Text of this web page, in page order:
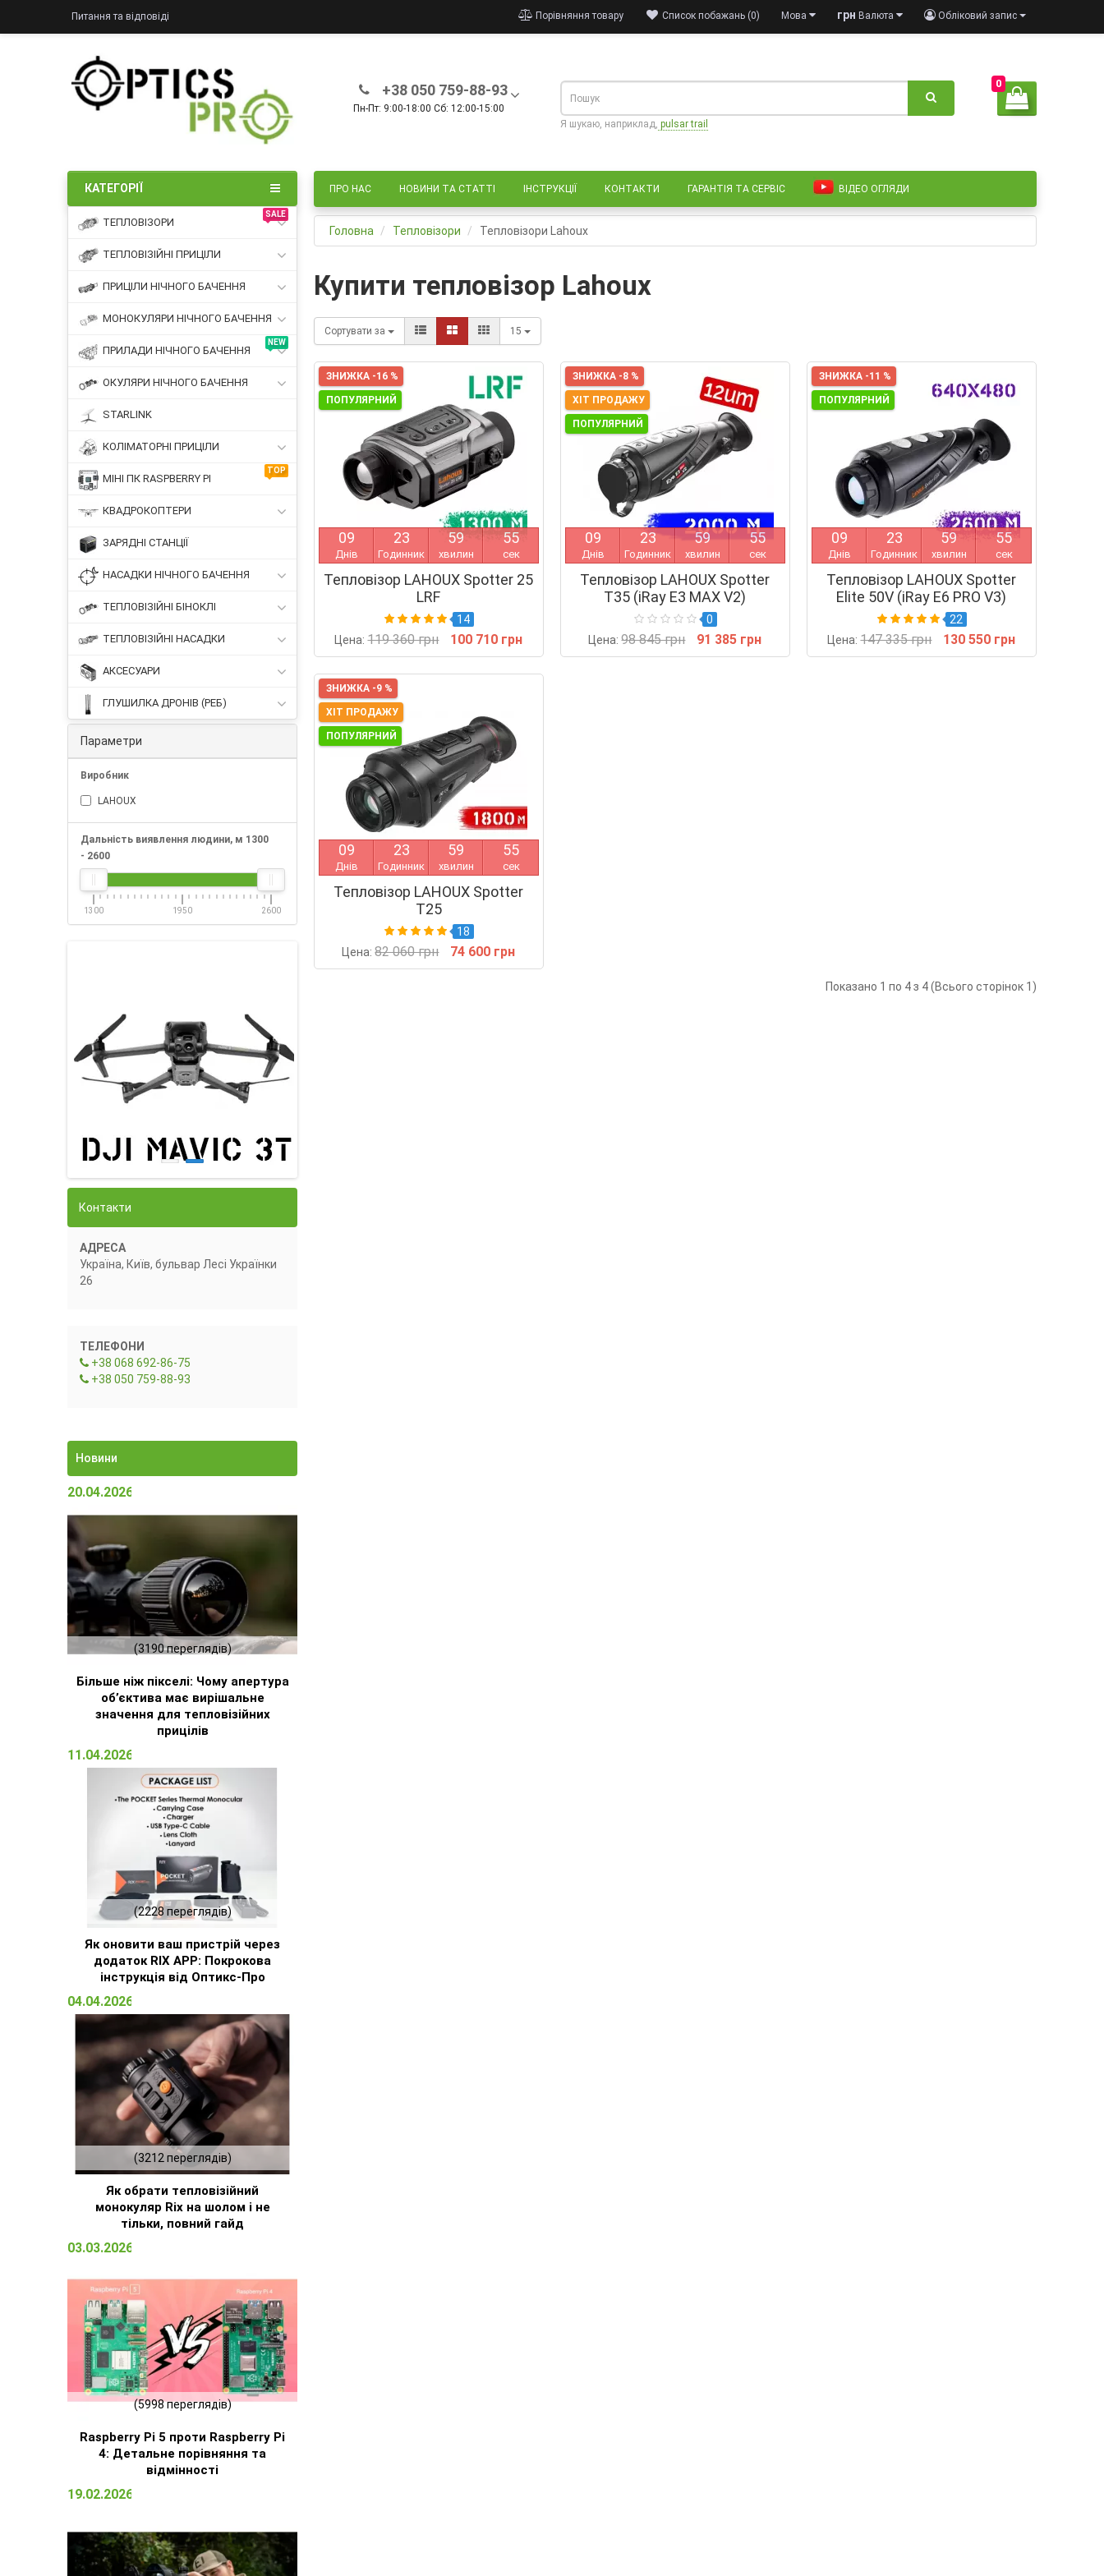
Питання та відповіді Обліковий запис
грн Валюта
Мова
Список побажань (0)
Порівняння товару
+38 050 759-88-93
Пн-Пт: 9:00-18:00 Сб: 12:00-15:00
0
Я шукаю, наприклад, pulsar trail
ПРО НАС НОВИНИ ТА СТАТТІ ІНСТРУКЦІЇ КОНТАКТИ ГАРАНТІЯ ТА СЕРВІС ВІДЕО ОГЛЯДИ
КАТЕГОРІЇ
SALE
ТЕПЛОВІЗОРИ
ТЕПЛОВІЗІЙНІ ПРИЦІЛИ
ПРИЦІЛИ НІЧНОГО БАЧЕННЯ
МОНОКУЛЯРИ НІЧНОГО БАЧЕННЯ
NEW
ПРИЛАДИ НІЧНОГО БАЧЕННЯ
ОКУЛЯРИ НІЧНОГО БАЧЕННЯ
STARLINK
КОЛІМАТОРНІ ПРИЦІЛИ
TOP
МІНІ ПК RASPBERRY PI
КВАДРОКОПТЕРИ
ЗАРЯДНІ СТАНЦІЇ
НАСАДКИ НІЧНОГО БАЧЕННЯ
ТЕПЛОВІЗІЙНІ БІНОКЛІ
ТЕПЛОВІЗІЙНІ НАСАДКИ
АКСЕСУАРИ
ГЛУШИЛКА ДРОНІВ (РЕБ)
Головна Тепловізори Тепловізори Lahoux
Параметри
Виробник
LAHOUX
Дальність виявлення людини, м 1300
- 2600
1300 1950 2600
Контакти
АДРЕСА
Україна, Київ, бульвар Лесі Українки
26
ТЕЛЕФОНИ
+38 068 692-86-75
+38 050 759-88-93
Новини
20.04.2026 15:23
(3190 переглядів)
Більше ніж пікселі: Чому апертура
об’єктива має вирішальне
значення для тепловізійних
прицілів
11.04.2026 16:51
(2228 переглядів)
Як оновити ваш пристрій через
додаток RIX APP: Покрокова
інструкція від Оптикс-Про
04.04.2026 14:32
(3212 переглядів)
Як обрати тепловізійний
монокуляр Rix на шолом і не
тільки, повний гайд
03.03.2026 15:09
(5998 переглядів)
Raspberry Pi 5 проти Raspberry Pi
4: Детальне порівняння та
відмінності
19.02.2026 13:13
Купити тепловізор Lahoux
Сортувати за 15
ЗНИЖКА -16 %
ПОПУЛЯРНИЙ
09
Днів
23
Годинник
59
хвилин
54
сек
Тепловізор LAHOUX Spotter 25
LRF
14
Цена:119 360 грн 100 710 грн
ЗНИЖКА -8 %
ХІТ ПРОДАЖУ
ПОПУЛЯРНИЙ
09
Днів
23
Годинник
59
хвилин
54
сек
Тепловізор LAHOUX Spotter
T35 (iRay E3 MAX V2)
0
Цена:98 845 грн 91 385 грн
ЗНИЖКА -11 %
ПОПУЛЯРНИЙ
09
Днів
23
Годинник
59
хвилин
54
сек
Тепловізор LAHOUX Spotter
Elite 50V (iRay E6 PRO V3)
22
Цена:147 335 грн 130 550 грн
ЗНИЖКА -9 %
ХІТ ПРОДАЖУ
ПОПУЛЯРНИЙ
09
Днів
23
Годинник
59
хвилин
54
сек
Тепловізор LAHOUX Spotter
T25
18
Цена:82 060 грн 74 600 грн
Показано 1 по 4 з 4 (Всього сторінок 1)